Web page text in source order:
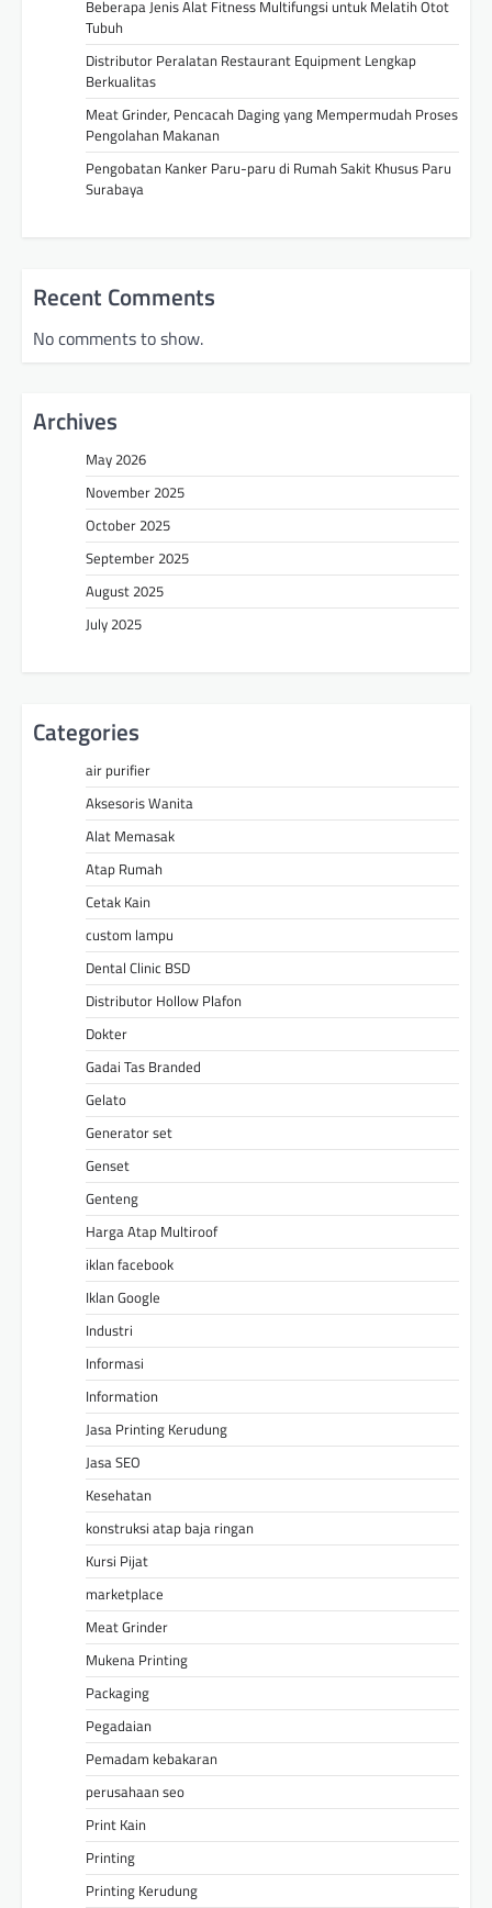
Beberapa Jenis Alat Fitness Multifungsi untuk Melatih Otot
Tubuh
Distributor Peralatan Restaurant Equipment Lengkap
Berkualitas
Meat Grinder, Pencacah Daging yang Mempermudah Proses
Pengolahan Makanan
Pengobatan Kanker Paru-paru di Rumah Sakit Khusus Paru
Surabaya
Recent Comments
No comments to show.
Archives
May 2026
November 2025
October 2025
September 2025
August 2025
July 2025
Categories
air purifier
Aksesoris Wanita
Alat Memasak
Atap Rumah
Cetak Kain
custom lampu
Dental Clinic BSD
Distributor Hollow Plafon
Dokter
Gadai Tas Branded
Gelato
Generator set
Genset
Genteng
Harga Atap Multiroof
iklan facebook
Iklan Google
Industri
Informasi
Information
Jasa Printing Kerudung
Jasa SEO
Kesehatan
konstruksi atap baja ringan
Kursi Pijat
marketplace
Meat Grinder
Mukena Printing
Packaging
Pegadaian
Pemadam kebakaran
perusahaan seo
Print Kain
Printing
Printing Kerudung